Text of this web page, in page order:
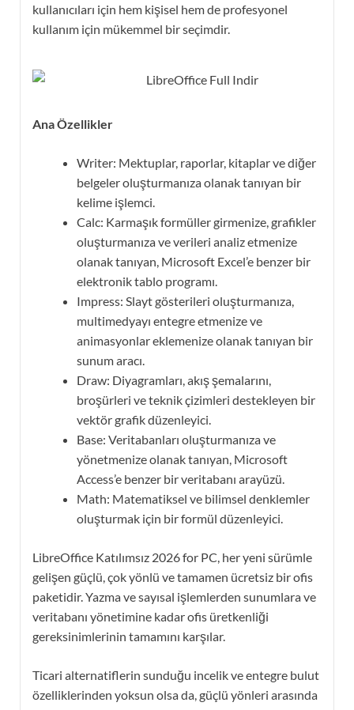
kullanıcıları için hem kişisel hem de profesyonel
kullanım için mükemmel bir seçimdir.
Ana Özellikler
Writer: Mektuplar, raporlar, kitaplar ve diğer
belgeler oluşturmanıza olanak tanıyan bir
kelime işlemci.
Calc: Karmaşık formüller girmenize, grafikler
oluşturmanıza ve verileri analiz etmenize
olanak tanıyan, Microsoft Excel’e benzer bir
elektronik tablo programı.
Impress: Slayt gösterileri oluşturmanıza,
multimedyayı entegre etmenize ve
animasyonlar eklemenize olanak tanıyan bir
sunum aracı.
Draw: Diyagramları, akış şemalarını,
broşürleri ve teknik çizimleri destekleyen bir
vektör grafik düzenleyici.
Base: Veritabanları oluşturmanıza ve
yönetmenize olanak tanıyan, Microsoft
Access’e benzer bir veritabanı arayüzü.
Math: Matematiksel ve bilimsel denklemler
oluşturmak için bir formül düzenleyici.
LibreOffice Katılımsız 2026 for PC, her yeni sürümle
gelişen güçlü, çok yönlü ve tamamen ücretsiz bir ofis
paketidir. Yazma ve sayısal işlemlerden sunumlara ve
veritabanı yönetimine kadar ofis üretkenliği
gereksinimlerinin tamamını karşılar.
Ticari alternatiflerin sunduğu incelik ve entegre bulut
özelliklerinden yoksun olsa da, güçlü yönleri arasında